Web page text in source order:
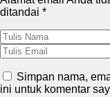
ditandai *
Simpan nama,
ini untuk komentar